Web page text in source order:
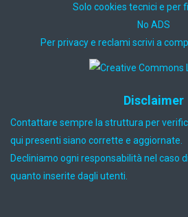
Solo cookies tecnici e per
No ADS
Per privacy e reclami scrivi a
Disclaimer
Contattare sempre la struttura per
qui presenti siano corrette e aggiornate.
Decliniamo ogni responsabilità nel caso
quanto inserite dagli utenti.